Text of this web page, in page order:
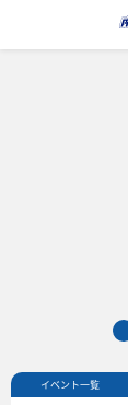
イベント一覧